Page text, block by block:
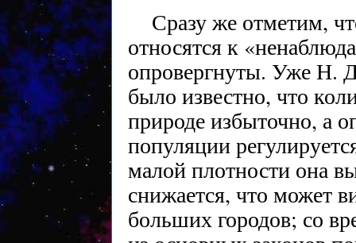
Сразу же отметим,
относятся к
опровергнуты. Уже Н.
было известно, что
природе избыточно, а
популяции
малой плотности она
снижается, что может
больших городов; со